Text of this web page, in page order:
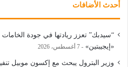
أحدث الأضافات
“سيدبك” تعزز ريادتها في جودة الخامات
«إيجيبتين»
7 أغسطس، 2026
وزير البترول يبحث مع إكسون موبيل